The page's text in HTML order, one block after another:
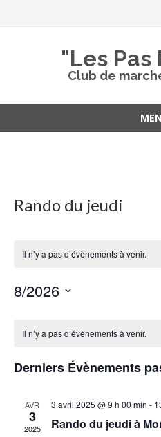
"Les Pas
Club de
Rando du jeudi
Il n’y a pas d’évènements à venir.
8/2026
date.
de
Il n’y a pas d’évènements à venir.
Derniers Évènements
AVR
3
2025
3 avril 2025 @ 9 h 00 min -
Rando du jeudi à